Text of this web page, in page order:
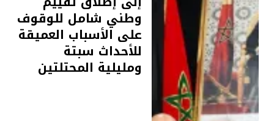
وطني شامل للوقوف
على الأسباب العميقة
للأحداث سبتة
ومليلية المحتلتين